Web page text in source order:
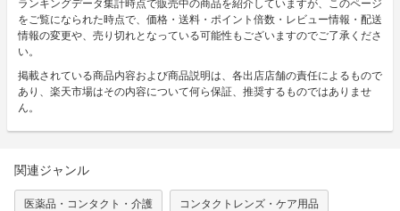
ランキングデータ集計時点で販売中の商品を紹介していますが、このページ
をご覧になられた時点で、価格・送料・ポイント倍数・レビュー情報・配送
情報の変更や、売り切れとなっている可能性もございますのでご了承くださ
い。
掲載されている商品内容および商品説明は、各出店店舗の責任によるもので
あり、楽天市場はその内容について何ら保証、推奨するものではありませ
ん。
関連ジャンル
医薬品・コンタクト・介護 コンタクトレンズ・ケア用品